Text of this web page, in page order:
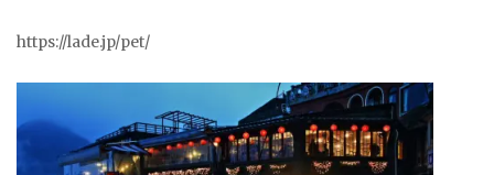
https://lade.jp/pet/